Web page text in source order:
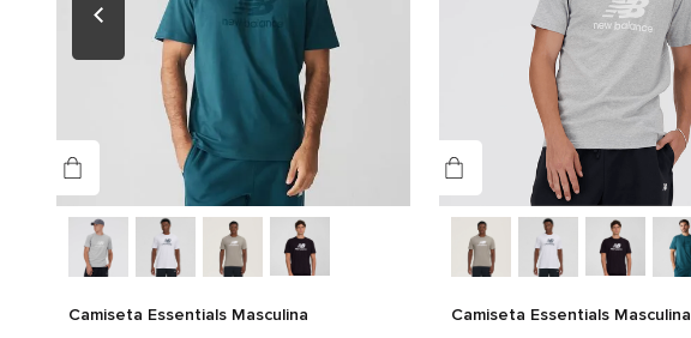
Camiseta Essentials Masculina Camiseta Essentials Masculina